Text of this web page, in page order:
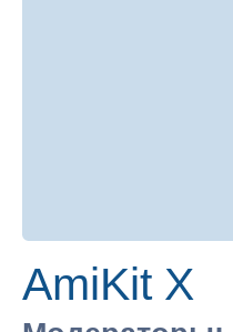
AmiKit X